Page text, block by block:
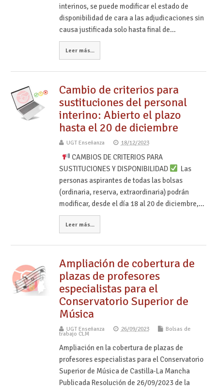
interinos, se puede modificar el estado de
disponibilidad de cara a las adjudicaciones sin
causa justificada solo hasta final de…
Leer más...
Cambio de criterios para
sustituciones del personal
interino: Abierto el plazo
hasta el 20 de diciembre
UGT Enseñanza 18/12/2023
CAMBIOS DE CRITERIOS PARA
SUSTITUCIONES Y DISPONIBILIDAD
Las
personas aspirantes de todas las bolsas
(ordinaria, reserva, extraordinaria) podrán
modificar, desde el día 18 al 20 de diciembre,…
Leer más...
Ampliación de cobertura de
plazas de profesores
especialistas para el
Conservatorio Superior de
Música
UGT Enseñanza 26/09/2023 Bolsas de
trabajo CLM
Ampliación en la cobertura de plazas de
profesores especialistas para el Conservatorio
Superior de Música de Castilla-La Mancha
Publicada Resolución de 26/09/2023 de la